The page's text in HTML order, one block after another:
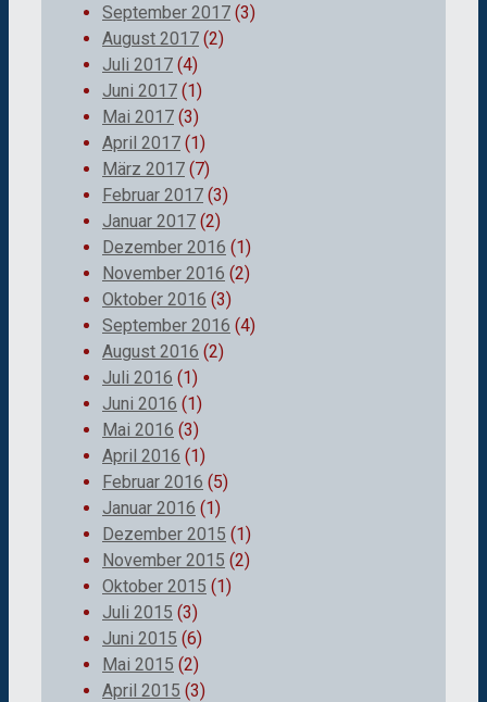
September 2017 (3)
August 2017 (2)
Juli 2017 (4)
Juni 2017 (1)
Mai 2017 (3)
April 2017 (1)
März 2017 (7)
Februar 2017 (3)
Januar 2017 (2)
Dezember 2016 (1)
November 2016 (2)
Oktober 2016 (3)
September 2016 (4)
August 2016 (2)
Juli 2016 (1)
Juni 2016 (1)
Mai 2016 (3)
April 2016 (1)
Februar 2016 (5)
Januar 2016 (1)
Dezember 2015 (1)
November 2015 (2)
Oktober 2015 (1)
Juli 2015 (3)
Juni 2015 (6)
Mai 2015 (2)
April 2015 (3)